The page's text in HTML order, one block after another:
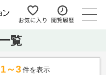
覧
1～3 件を表示